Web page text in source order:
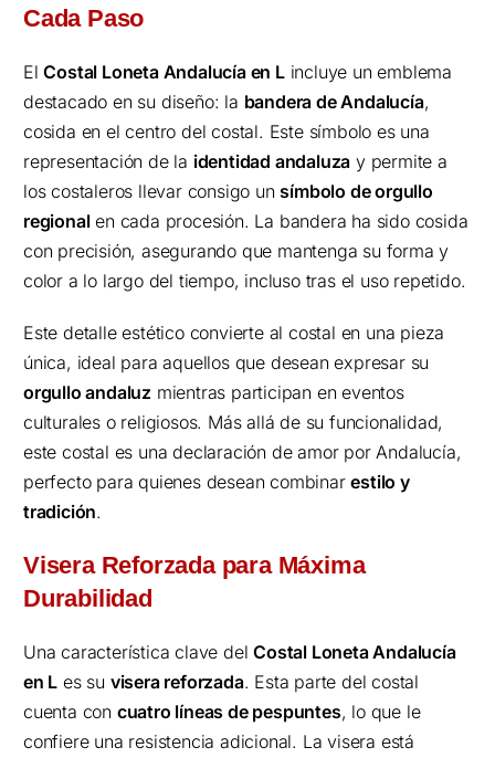
Cada Paso
ElCostal Loneta Andalucía en Lincluye un emblema
destacado en su diseño: la bandera de Andalucía,
cosida en el centro del costal. Este símbolo es una
representación de la identidad andaluza y permite a
los costaleros llevar consigo un símbolo de orgullo
regionalen cada procesión. La bandera ha sido cosida
con precisión, asegurando que mantenga su forma y
color a lo largo del tiempo, incluso tras el uso repetido.
Este detalle estético convierte al costal en una pieza
única, ideal para aquellos que desean expresar su
orgullo andaluz mientras participan en eventos
culturales o religiosos. Más allá de su funcionalidad,
este costal es una declaración de amor por Andalucía,
perfecto para quienes desean combinarestilo y
tradición.
Visera Reforzada para Máxima
Durabilidad
Una característica clave delCostal Loneta Andalucía
en L es su visera reforzada. Esta parte del costal
cuenta con cuatro líneas de pespuntes, lo que le
confiere una resistencia adicional. La visera está